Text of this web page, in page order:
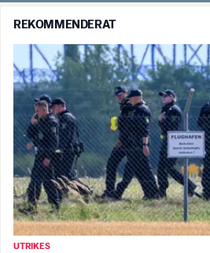
REKOMMENDERAT
UTRIKES